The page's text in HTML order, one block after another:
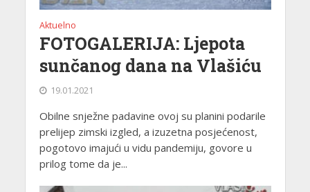
Aktuelno
FOTOGALERIJA: Ljepota
sunčanog dana na Vlašiću
19.01.2021
Obilne snježne padavine ovoj su planini podarile
prelijep zimski izgled, a izuzetna posjećenost,
pogotovo imajući u vidu pandemiju, govore u
prilog tome da je...